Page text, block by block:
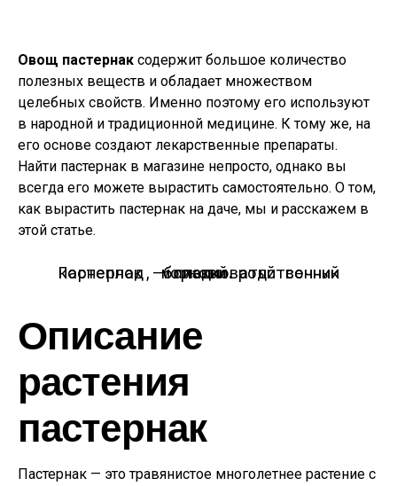
Овощ пастернак содержит большое количество
полезных веществ и обладает множеством
целебных свойств. Именно поэтому его используют
в народной и традиционной медицине. К тому же, на
его основе создают лекарственные препараты.
Найти пастернак в магазине непросто, однако вы
всегда его можете вырастить самостоятельно. О том,
как вырастить пастернак на даче, мы и расскажем в
этой статье.
Пастернак — сладковатый сочный корнеплод, близкий родственник моркови.
Описание
растения
пастернак
Пастернак — это травянистое многолетнее растение с